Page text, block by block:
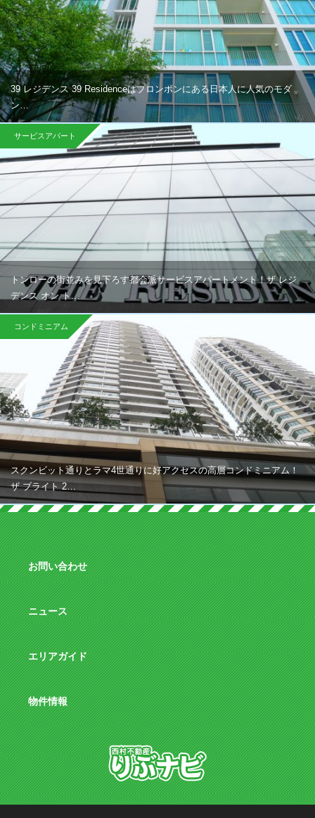
39 レジデンス 39 Residenceはプロンポンにある日本人に人気のモダ
ン…
サービスアパート
トンローの街並みを見下ろす都会派サービスアパートメント！ザ レジ
デンス オン ト…
コンドミニアム
スクンビット通りとラマ4世通りに好アクセスの高層コンドミニアム！
ザ ブライト 2…
お問い合わせ
ニュース
エリアガイド
物件情報